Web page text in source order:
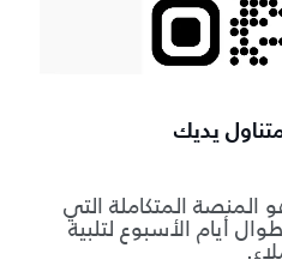
يديك
المنصة المتكاملة التي
أيام الأسبوع لتلبية